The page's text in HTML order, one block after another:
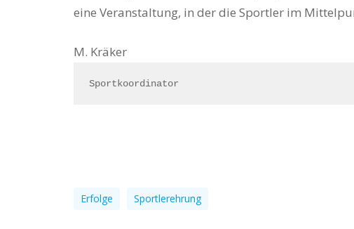
eine Veranstaltung, in der die Sportler im
M. Kräker
Sportkoordinator
Erfolge Sportlerehrung